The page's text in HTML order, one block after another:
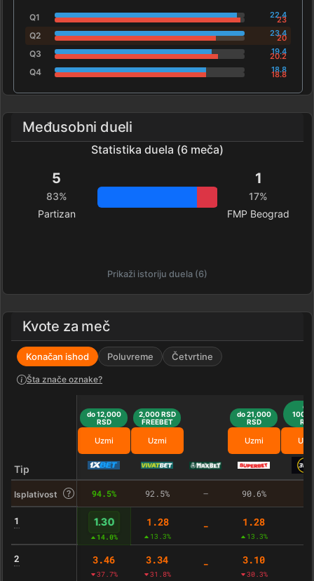
Q1 22.4
23
Q2 23.4
20
Q3 19.4
20.2
Q4 18.8
18.8
Međusobni dueli
Statistika duela (6 meča)
5
83%
Partizan
1
17%
FMP Beograd
Prikaži istoriju duela (6)
Kvote za meč
Konačan ishod Poluvreme Četvrtine
Šta znače oznake?
Tip
do 12,000
RSD
Uzmi
2,000 RSD
FREEBET
Uzmi
do 21,000
RSD
Uzmi
do
RSD
Isplativost 94.5% 92.5% – 90.6%
1 1.30
14.0%
1.28
13.3%
- 1.28
13.3%
2 3.46
37.7%
3.34
31.8%
- 3.10
30.3%